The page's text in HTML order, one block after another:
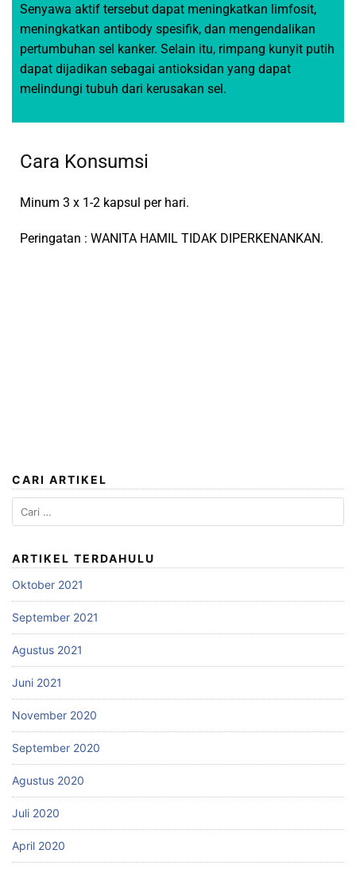
Senyawa aktif tersebut dapat meningkatkan limfosit,
meningkatkan antibody spesifik, dan mengendalikan
pertumbuhan sel kanker. Selain itu, rimpang kunyit putih
dapat dijadikan sebagai antioksidan yang dapat
melindungi tubuh dari kerusakan sel.
Cara Konsumsi
Minum 3 x 1-2 kapsul per hari.
Peringatan : WANITA HAMIL TIDAK DIPERKENANKAN.
CARI ARTIKEL
ARTIKEL TERDAHULU
Oktober 2021
September 2021
Agustus 2021
Juni 2021
November 2020
September 2020
Agustus 2020
Juli 2020
April 2020